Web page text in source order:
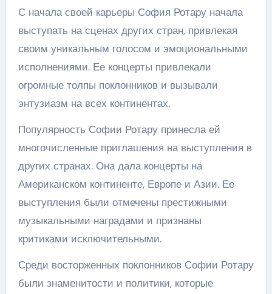
С начала своей карьеры София Ротару начала
выступать на сценах других стран, привлекая
своим уникальным голосом и эмоциональными
исполнениями. Ее концерты привлекали
огромные толпы поклонников и вызывали
энтузиазм на всех континентах.
Популярность Софии Ротару принесла ей
многочисленные приглашения на выступления в
других странах. Она дала концерты на
Американском континенте, Европе и Азии. Ее
выступления были отмечены престижными
музыкальными наградами и признаны
критиками исключительными.
Среди восторженных поклонников Софии Ротару
были знаменитости и политики, которые